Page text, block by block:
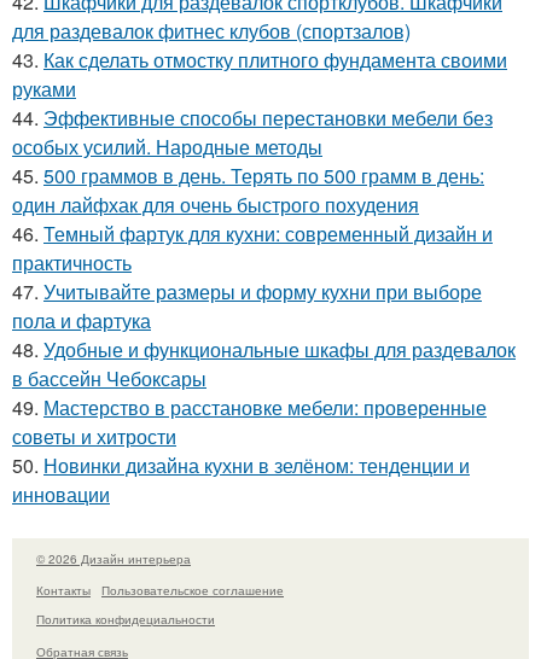
для раздевалок фитнес клубов (спортзалов)
43. Как сделать отмостку плитного фундамента своими
руками
44. Эффективные способы перестановки мебели без
особых усилий. Народные методы
45. 500 граммов в день. Терять по 500 грамм в день:
один лайфхак для очень быстрого похудения
46. Темный фартук для кухни: современный дизайн и
практичность
47. Учитывайте размеры и форму кухни при выборе
пола и фартука
48. Удобные и функциональные шкафы для раздевалок
в бассейн Чебоксары
49. Мастерство в расстановке мебели: проверенные
советы и хитрости
50. Новинки дизайна кухни в зелёном: тенденции и
инновации
© 2026 Дизайн интерьера
Контакты
Пользовательское соглашение
Политика конфидециальности
Обратная связь